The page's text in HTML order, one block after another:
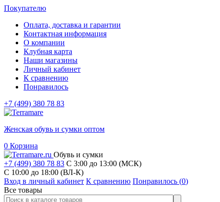
Покупателю
Оплата, доставка и гарантии
Контактная информация
О компании
Клубная карта
Наши магазины
Личный кабинет
К сравнению
Понравилось
+7 (499) 380 78 83
Женская обувь и сумки оптом
0 Корзина
Обувь и сумки
+7 (499) 380 78 83 С 3:00 до 13:00 (МСК)
C 10:00 до 18:00 (ВЛ-К)
Вход в личный кабинет К сравнению Понравилось (0)
Все товары